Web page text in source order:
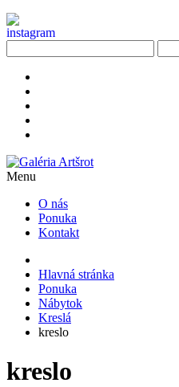
Menu
O nás
Ponuka
Kontakt
Hlavná stránka
Ponuka
Nábytok
Kreslá
kreslo
kreslo